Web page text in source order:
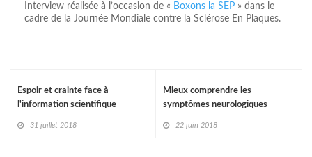
Interview réalisée à l’occasion de « Boxons la SEP » dans le
cadre de la Journée Mondiale contre la Sclérose En Plaques.
Mieux comprendre les
symptômes neurologiques
22 juin 2018
Espoir et crainte face à
l'information scientifique
31 juillet 2018